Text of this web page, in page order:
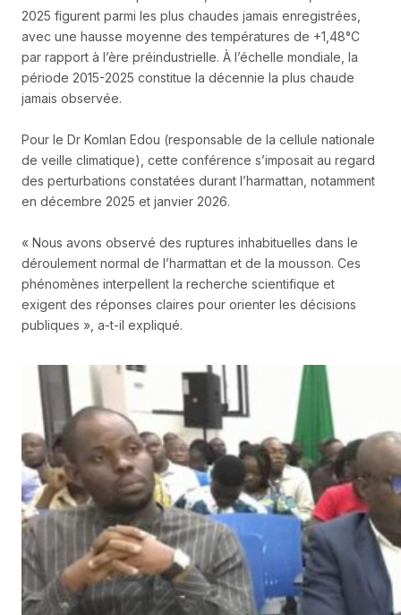
2025 figurent parmi les plus chaudes jamais enregistrées,
avec une hausse moyenne des températures de +1,48°C
par rapport à l’ère préindustrielle. À l’échelle mondiale, la
période 2015-2025 constitue la décennie la plus chaude
jamais observée.
Pour le Dr Komlan Edou (responsable de la cellule nationale
de veille climatique), cette conférence s’imposait au regard
des perturbations constatées durant l’harmattan, notamment
en décembre 2025 et janvier 2026.
« Nous avons observé des ruptures inhabituelles dans le
déroulement normal de l’harmattan et de la mousson. Ces
phénomènes interpellent la recherche scientifique et
exigent des réponses claires pour orienter les décisions
publiques », a-t-il expliqué.